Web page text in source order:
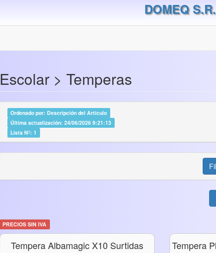
DOMEQ
Escolar > Temperas
Ordenado por: Descripción del Artículo
Última actualización: 24/06/2026 9:21:13
Lista Nº: 1
PRECIOS SIN IVA
Tempera Albamagic X10 Surtidas Tempera